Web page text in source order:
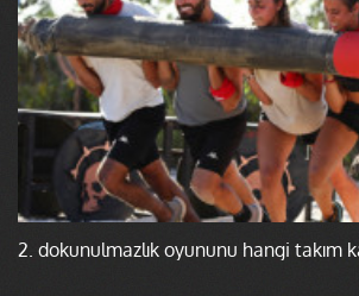
2. dokunulmazlık oyununu hangi takım